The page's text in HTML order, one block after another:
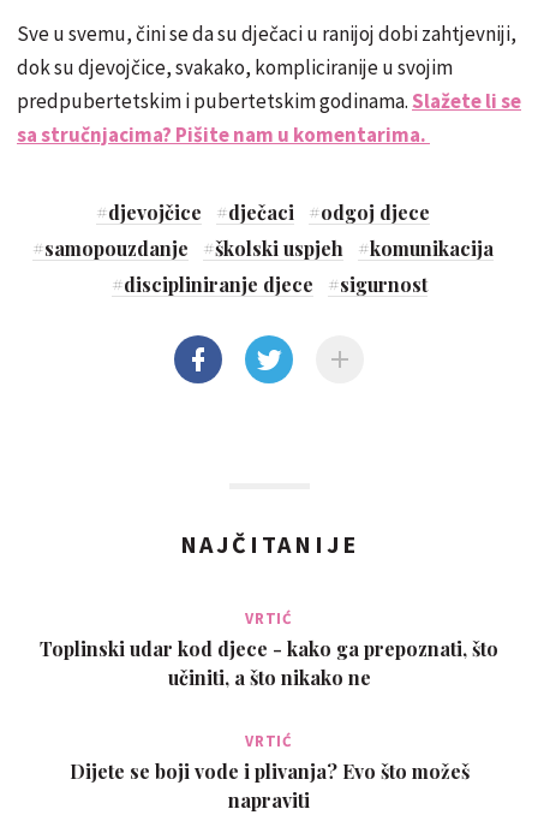
Sve u svemu, čini se da su dječaci u ranijoj dobi zahtjevniji,
dok su djevojčice, svakako, kompliciranije u svojim
predpubertetskim i pubertetskim godinama.Slažete li se
sa stručnjacima? Pišite nam u komentarima.
#djevojčice #dječaci #odgoj djece
#samopouzdanje #školski uspjeh #komunikacija
#discipliniranje djece #sigurnost
NAJČITANIJE
VRTIĆ
Toplinski udar kod djece - kako ga prepoznati, što
učiniti, a što nikako ne
VRTIĆ
Dijete se boji vode i plivanja? Evo što možeš
napraviti